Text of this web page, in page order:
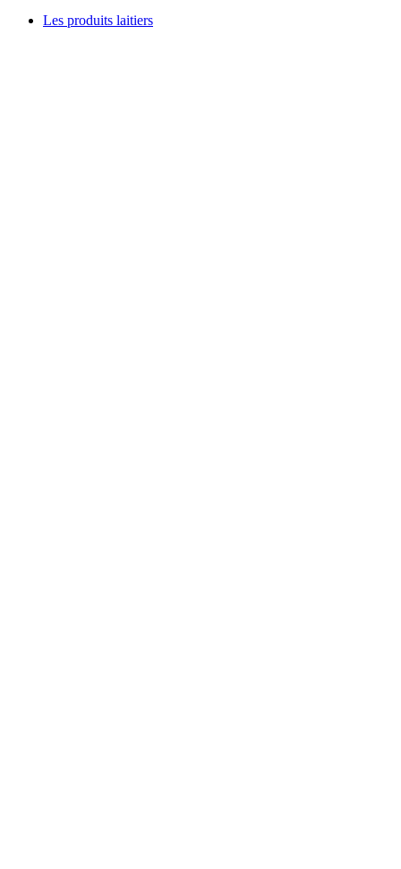
Les produits laitiers